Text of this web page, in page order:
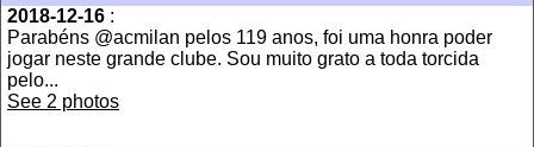
2018-12-16 :
Parabéns @acmilan pelos 119 anos, foi uma honra poder
jogar neste grande clube. Sou muito grato a toda torcida
pelo...
See 2 photos